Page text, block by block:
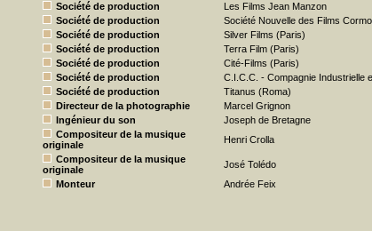
Société de production
Les Films Jean Manzon
Société de production
Société Nouvelle des Films
Société de production
Silver Films (Paris)
Société de production
Terra Film (Paris)
Société de production
Cité-Films (Paris)
Société de production
C.I.C.C. - Compagnie Industrielle
Société de production
Titanus (Roma)
Directeur de la photographie
Marcel Grignon
Ingénieur du son
Joseph de Bretagne
Compositeur de la musique
originale
Henri Crolla
Compositeur de la musique
originale
José Tolédo
Monteur
Andrée Feix